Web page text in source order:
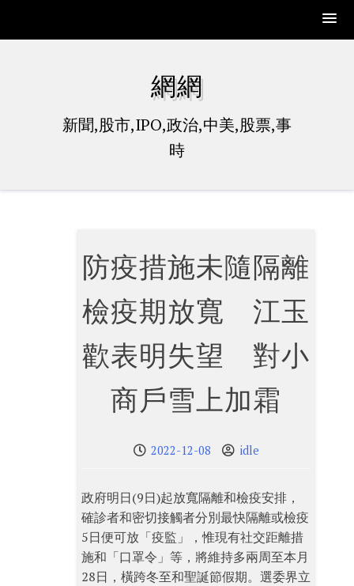
網網
新聞,股市,IPO,政治,中美,股票,事
時
防疫措施未隨隔離
檢疫期放寬 江玉
歡表明失望 對小
商戶雪上加霜
2022-12-08 idle
政府明日(9日)起放寬隔離和檢疫安排，
確診者和密切接觸者分別最快隔離或檢疫
5日便可放「疫監」，惟現有社交距離措
施和「口罩令」等，將維持多兩周至本月
28日，橫跨冬至和聖誕節假期。選委界立